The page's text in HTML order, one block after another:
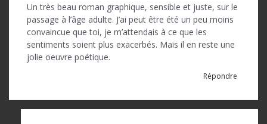
Un très beau roman graphique, sensible et juste, sur le
passage à l’âge adulte. J’ai peut être été un peu moins
convaincue que toi, je m’attendais à ce que les
sentiments soient plus exacerbés. Mais il en reste une
jolie oeuvre poétique.
Répondre